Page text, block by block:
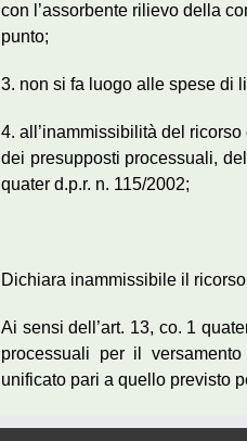
con l’assorbente rilievo della
punto;
3. non si fa luogo alle spese di
4. all’inammissibilità del
dei presupposti processuali,
quater d.p.r. n. 115/2002;
Dichiara inammissibile il
Ai sensi dell’art. 13, co. 1
processuali per il
unificato pari a quello previsto